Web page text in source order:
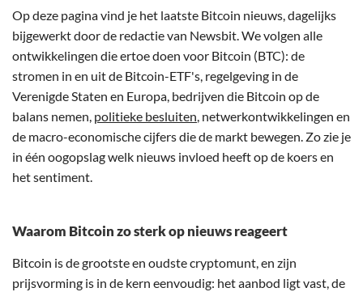
Op deze pagina vind je het laatste Bitcoin nieuws, dagelijks
bijgewerkt door de redactie van Newsbit. We volgen alle
ontwikkelingen die ertoe doen voor Bitcoin (BTC): de
stromen in en uit de Bitcoin-ETF's, regelgeving in de
Verenigde Staten en Europa, bedrijven die Bitcoin op de
balans nemen, politieke besluiten, netwerkontwikkelingen en
de macro-economische cijfers die de markt bewegen. Zo zie je
in één oogopslag welk nieuws invloed heeft op de koers en
het sentiment.
Waarom Bitcoin zo sterk op nieuws reageert
Bitcoin is de grootste en oudste cryptomunt, en zijn
prijsvorming is in de kern eenvoudig: het aanbod ligt vast, de